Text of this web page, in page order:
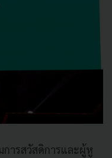
ารสวัสดิการและผู้หู